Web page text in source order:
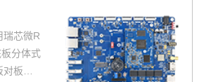
高性
RK356
板连
产品的
瑞芯微R
分体式
对板连